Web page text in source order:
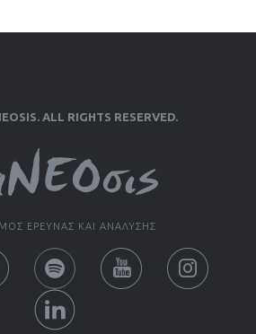
ALL RIGHTS RESERVED.
ΕΡΕΥΝΑΣ ΚΑΙ ΑΝΑΛΥΣΗΣ